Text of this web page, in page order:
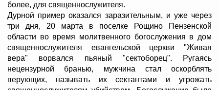
более, для священнослужителя.
Дурной пример оказался заразительным, и уже через
три дня, 20 марта в поселке Рощино Пензенской
области во время молитвенного богослужения в дом
священнослужителя евангельской церкви "Живая
вера" ворвался пьяный "сектоборец". Ругаясь
нецензурной бранью, мужчина стал оскорблять
верующих, называть их сектантами и угрожать